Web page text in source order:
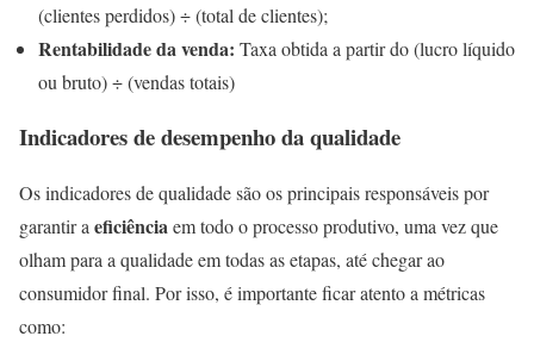
(clientes perdidos) ÷ (total de clientes);
Rentabilidade da venda: Taxa obtida a partir do (lucro líquido
ou bruto) ÷ (vendas totais)
Indicadores de desempenho da qualidade
Os indicadores de qualidade são os principais responsáveis por
garantir a eficiênciaem todo o processo produtivo, uma vez que
olham para a qualidade em todas as etapas, até chegar ao
consumidor final. Por isso, é importante ficar atento a métricas
como: